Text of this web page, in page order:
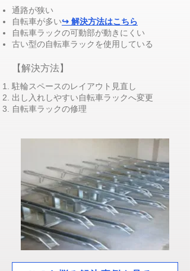
通路が狭い
自転車が多い↪ 解決方法はこちら
自転車ラックの可動部が動きにくい
​古い型の自転車ラックを使用している
​【解決方法】
駐輪スペースのレイアウト見直し
出し入れしやすい自転車ラックへ変更
​自転車ラックの修理